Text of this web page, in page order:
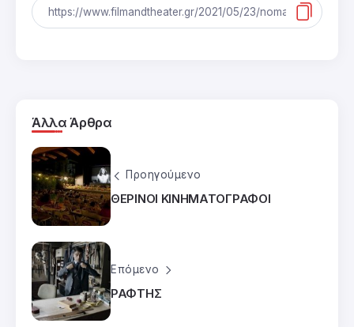
Άλλα Άρθρα
Προηγούμενο
ΘΕΡΙΝΟΙ ΚΙΝΗΜΑΤΟΓΡΑΦΟΙ
Επόμενο
ΡΑΦΤΗΣ